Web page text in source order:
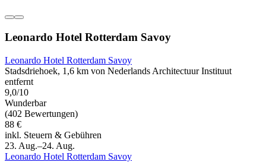
Leonardo Hotel Rotterdam Savoy
Leonardo Hotel Rotterdam Savoy
Stadsdriehoek, 1,6 km von Nederlands Architectuur Instituut
entfernt
9,0/10
Wunderbar
(402 Bewertungen)
88 €
inkl. Steuern & Gebühren
23. Aug.–24. Aug.
Leonardo Hotel Rotterdam Savoy